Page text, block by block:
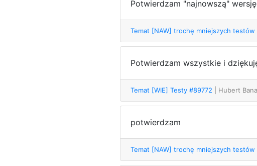
Potwierdzam "najnowszą"
Temat [NAW] trochę mniejszych testów
Potwierdzam wszystkie i
Temat [WIE] Testy #89772 | Hubert
potwierdzam
Temat [NAW] trochę mniejszych testów